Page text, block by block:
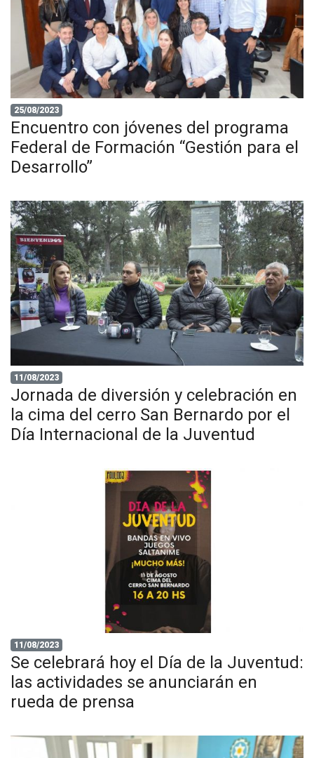
25/08/2023
Encuentro con jóvenes del programa
Federal de Formación “Gestión para el
Desarrollo”
11/08/2023
Jornada de diversión y celebración en
la cima del cerro San Bernardo por el
Día Internacional de la Juventud
11/08/2023
Se celebrará hoy el Día de la Juventud:
las actividades se anunciarán en
rueda de prensa